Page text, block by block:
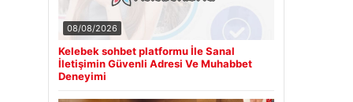
08/08/2026
Kelebek sohbet platformu İle Sanal
İletişimin Güvenli Adresi Ve Muhabbet
Deneyimi